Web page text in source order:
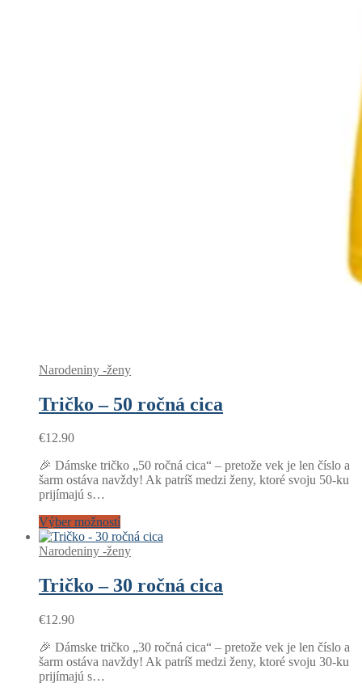
Narodeniny -ženy
Tričko – 50 ročná cica
€12.90
🎉 Dámske tričko „50 ročná cica“ – pretože vek je len číslo a
šarm ostáva navždy! Ak patríš medzi ženy, ktoré svoju 50-ku
prijímajú s…
Výber možností
Narodeniny -ženy
Tričko – 30 ročná cica
€12.90
🎉 Dámske tričko „30 ročná cica“ – pretože vek je len číslo a
šarm ostáva navždy! Ak patríš medzi ženy, ktoré svoju 30-ku
prijímajú s…